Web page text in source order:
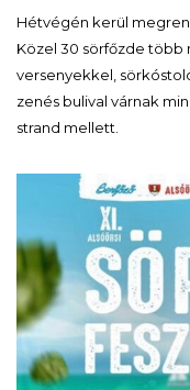
Hétvégén kerül
Közel 30 sörfőzde több
versenyekkel,
zenés bulival várnak
strand mellett.